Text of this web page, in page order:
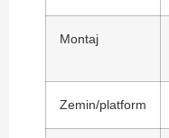
Montaj
Zemin/platform